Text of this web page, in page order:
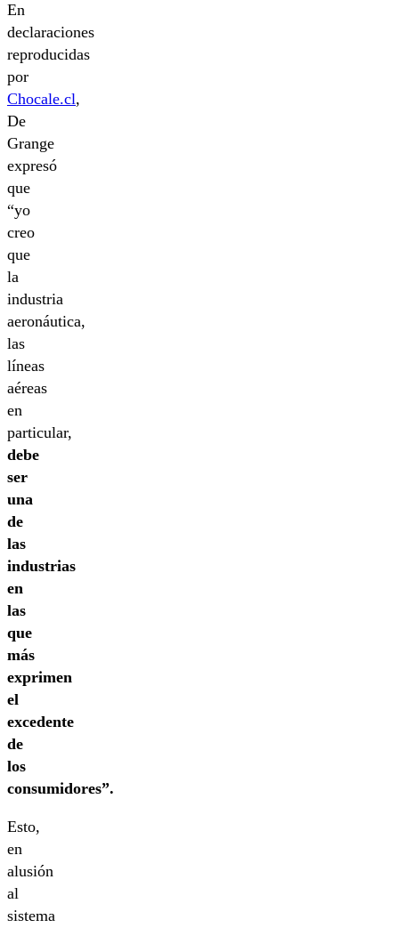
En
declaraciones
reproducidas
por
Chocale.cl,
De
Grange
expresó
que
“yo
creo
que
la
industria
aeronáutica,
las
líneas
aéreas
en
particular,
debe
ser
una
de
las
industrias
en
las
que
más
exprimen
el
excedente
de
los
consumidores”.
Esto,
en
alusión
al
sistema